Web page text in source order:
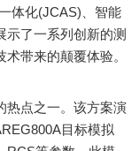
体化(JCAS)、智能
示了一系列创新的测
带来的颠覆体验。
点之一。该方案演
目标模拟